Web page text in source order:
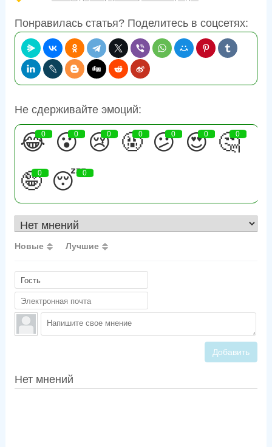
Понравилась статья? Поделитесь в соцсетях:
Не сдерживайте эмоций:
😂
0 😮
0 😢
0 🤬
0 😕
0 😍
0 🤔
0
🤪
0 😴
0
Новые Лучшие
Добавить
Нет мнений